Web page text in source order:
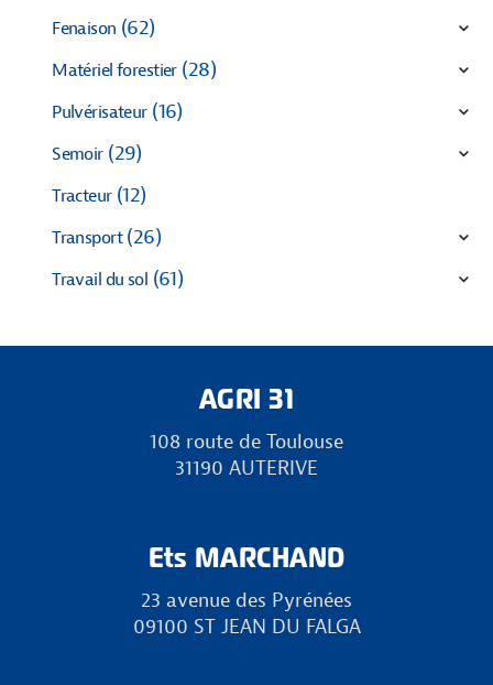
Fenaison (62)
Matériel forestier (28)
Pulvérisateur (16)
Semoir (29)
Tracteur (12)
Transport (26)
Travail du sol (61)
AGRI 31
108 route de Toulouse
31190 AUTERIVE
Ets MARCHAND
23 avenue des Pyrénées
09100 ST JEAN DU FALGA